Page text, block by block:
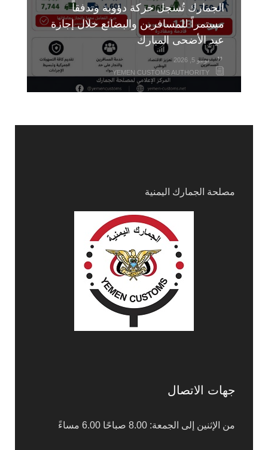
الجمارك تُسجل حركة دؤوبة وتدفقاً
مستمراً للمسافرين والبضائع خلال إجازة
عيد الأضحى المبارك
يونيو 5, 2026
YEMEN CUSTOMS AUTHORITY
مصلحة الجمارك اليمنية
جهات الاتصال
من الإثنين إلى الجمعة: 8.00 صباحًا 6.00 مساءً